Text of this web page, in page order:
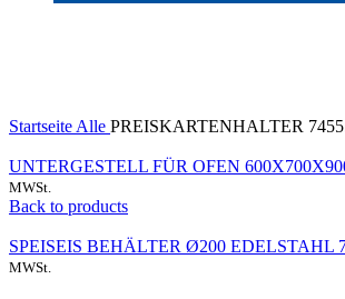
Startseite Alle PREISKARTENHALTER
UNTERGESTELL FÜR OFEN
MWSt.
Back to products
SPEISEIS BEHÄLTER Ø200 EDELSTAHL
MWSt.